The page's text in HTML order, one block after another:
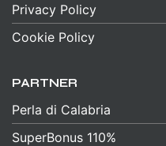
Privacy Policy
Cookie Policy
PARTNER
Perla di Calabria
SuperBonus 110%